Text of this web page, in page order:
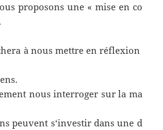
proposons une« mise en co
à nous mettre en réflexion
.
nous interroger sur la ma
peuvent s‘investir dans une d